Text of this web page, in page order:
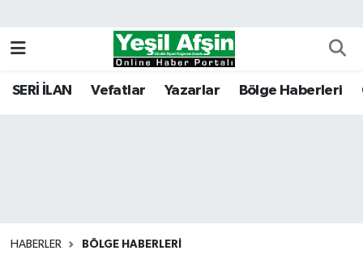
SERİ İLAN Vefatlar Yazarlar Bölge Haberleri
HABERLER BÖLGE HABERLERI
Kahramanmaraş Nöbetçi Eczaneler